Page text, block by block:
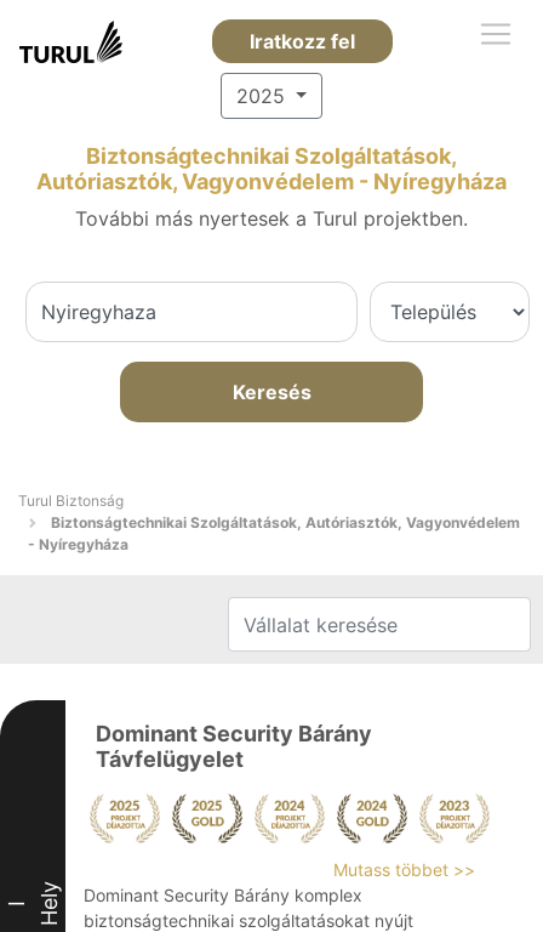
Iratkozz fel
2025
Biztonságtechnikai Szolgáltatások,
Autóriasztók, Vagyonvédelem - Nyíregyháza
További más nyertesek a Turul projektben.
Keresés
Turul Biztonság
Biztonságtechnikai Szolgáltatások, Autóriasztók, Vagyonvédelem
- Nyíregyháza
I Hely
Dominant Security Bárány
Távfelügyelet
Mutass többet >>
Dominant Security Bárány komplex
biztonságtechnikai szolgáltatásokat nyújt